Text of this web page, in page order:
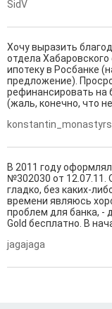
SidV
Хочу выразить
отдела
ипотеку в Росбанке
предложение).
рефинансировать на
(жаль, конечно, что
В 2011 году
№302030 от 12.07.11.
гладко, без каких-
времени являюсь
проблем для банка, -
Gold бесплатно. В
jagajaga